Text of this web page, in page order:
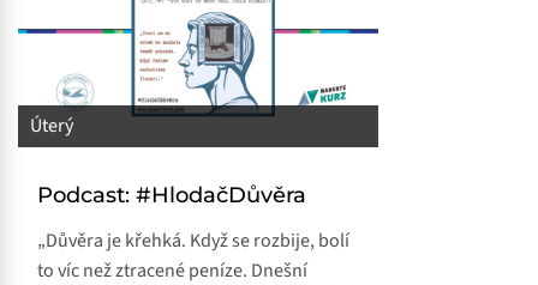
Úterý
Podcast: #HlodačDůvěra
„Důvěra je křehká. Když se rozbije, bolí
to víc než ztracené peníze. Dnešní